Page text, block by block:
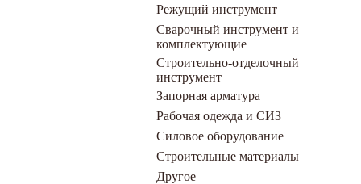
Режущий инструмент
Сварочный инструмент и
комплектующие
Строительно-отделочный
инструмент
Запорная арматура
Рабочая одежда и СИЗ
Силовое оборудование
Строительные материалы
Другое